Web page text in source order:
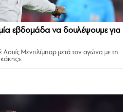
εβδομάδα να δουλέψουμε για
Μεντιλίμπαρ μετά τον αγώνα με τη